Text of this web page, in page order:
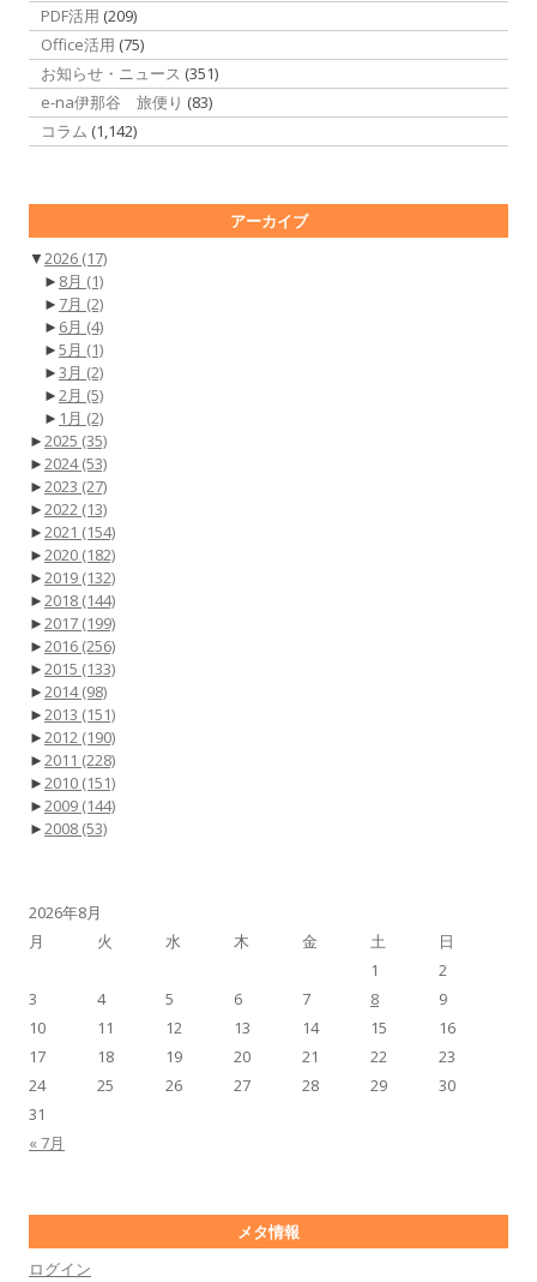
PDF活用 (209)
Office活用 (75)
お知らせ・ニュース (351)
e-na伊那谷 旅便り (83)
コラム (1,142)
アーカイブ
▼2026 (17)
► 8月 (1)
► 7月 (2)
► 6月 (4)
►5月 (1)
►3月 (2)
►2月 (5)
► 1月 (2)
►2025 (35)
►2024(53)
►2023 (27)
►2022 (13)
►2021 (154)
►2020 (182)
►2019 (132)
►2018 (144)
►2017 (199)
►2016 (256)
►2015 (133)
►2014(98)
►2013 (151)
►2012 (190)
►2011 (228)
►2010 (151)
►2009 (144)
►2008 (53)
2026年8月
月
火 水 木 金 土 日
« 7月
1
2
3
4 5 6 7 8
9
10
11 12 13 14 15
16
17
18 19 20 21 22
23
24
25 26 27 28 29
30
31
メタ情報
ログイン